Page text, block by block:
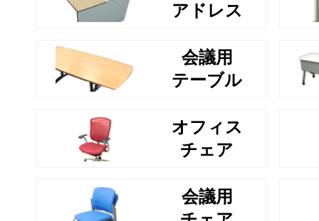
アドレス
会議用
テーブル
オフィス
チェア
会議用